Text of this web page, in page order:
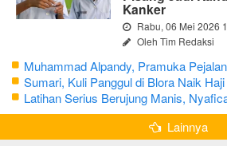
Kanker
Rabu, 06 Mei 2026
Oleh Tim Redaksi
Muhammad Alpandy, Pramuka
Nusantara dengan Misi Literasi Budaya
Sumari, Kuli Panggul di Blora Naik
Tahun Sisihkan Uang Receh
Latihan Serius Berujung Manis,
Bertutur tentang Nilai Hidup Orang
Lainnya